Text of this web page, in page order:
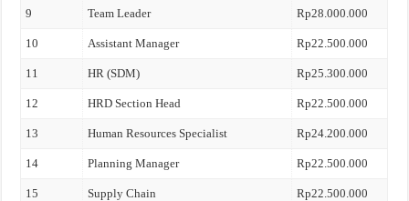
9 Team Leader Rp28.000.000
10 Assistant Manager Rp22.500.000
11 HR (SDM) Rp25.300.000
12 HRD Section Head Rp22.500.000
13 Human Resources Specialist Rp24.200.000
14 Planning Manager Rp22.500.000
15 Supply Chain Rp22.500.000